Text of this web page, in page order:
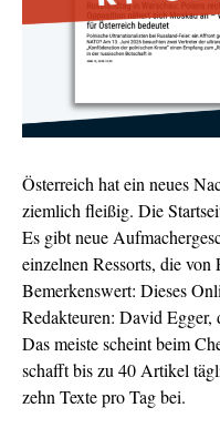
Österreich hat ein neues
ziemlich fleißig. Die
Es gibt neue
einzelnen Ressorts, die
Bemerkenswert: Dieses
Redakteuren: David
Das meiste scheint beim
schafft bis zu 40 Artikel
zehn Texte pro Tag bei.